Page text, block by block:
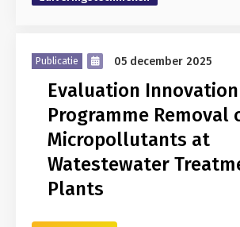
Publicatie 05 december 2025
Evaluation Innovation
Programme Removal
Micropollutants at
Watestewater
Plants